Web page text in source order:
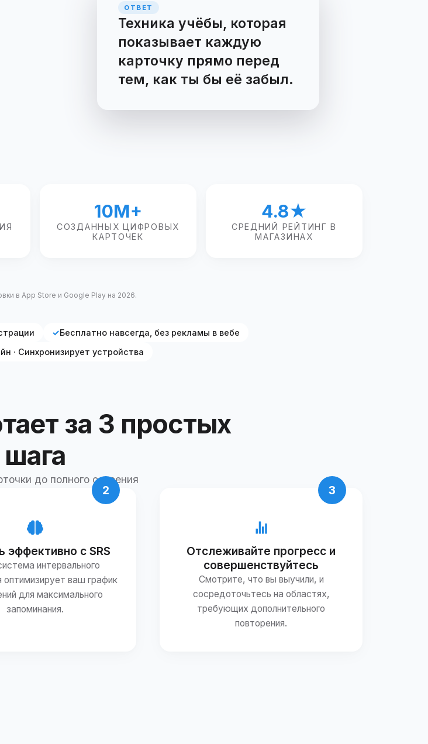
Что такое интервальное
повторение?
Техника учёбы, которая
показывает каждую
карточку прямо перед
те
м, как ты бы её забыл.
10M+
СОЗДАННЫХ ЦИФРОВЫХ
КАРТОЧЕК
4.8★
СРЕДНИЙ РЕЙТИНГ В
МАГАЗИНАХ
в App Store и Google Play на 2026.
✓Бесплатно навсегда, без рекламы в вебе
· Синхронизирует устройства
за 3 простых
шага
до полного освоения
2
эффективно с SRS
интервального
оптимизирует ваш график
для максимального
запоминания.
3
Отслеживайте прогресс и
совершенствуйтесь
Смотрите, что вы выучили, и
сосредоточьтесь на областях,
требующих дополнительного
повторения.